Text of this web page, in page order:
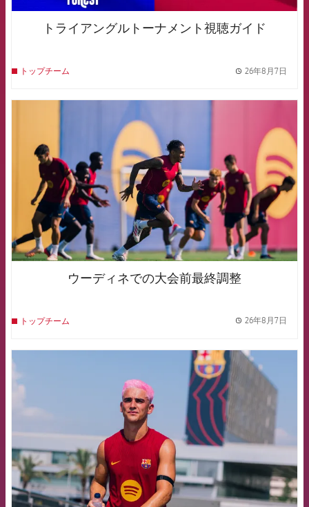
トライアングルトーナメント視聴ガイド
トップチーム 26年8月7日
ウーディネでの大会前最終調整
トップチーム 26年8月7日
FCB Barcelona badge